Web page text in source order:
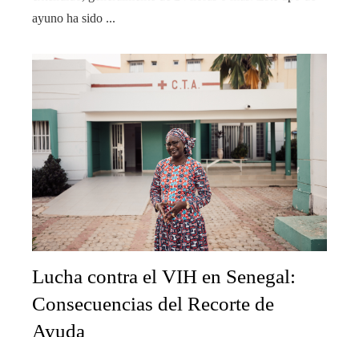
ayuno ha sido ...
Lucha contra el VIH en Senegal:
Consecuencias del Recorte de
Ayuda